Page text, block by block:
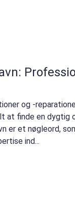
og -
at finde en dygtig
er et nøgleord,
ind...